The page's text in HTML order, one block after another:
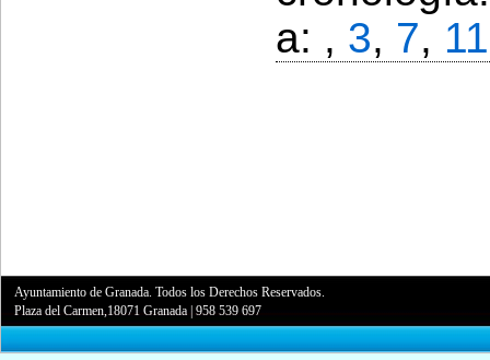
a: , 3, 7, 11
Ayuntamiento de Granada. Todos los Derechos Reservados.
Plaza del Carmen,18071 Granada |958 539 697